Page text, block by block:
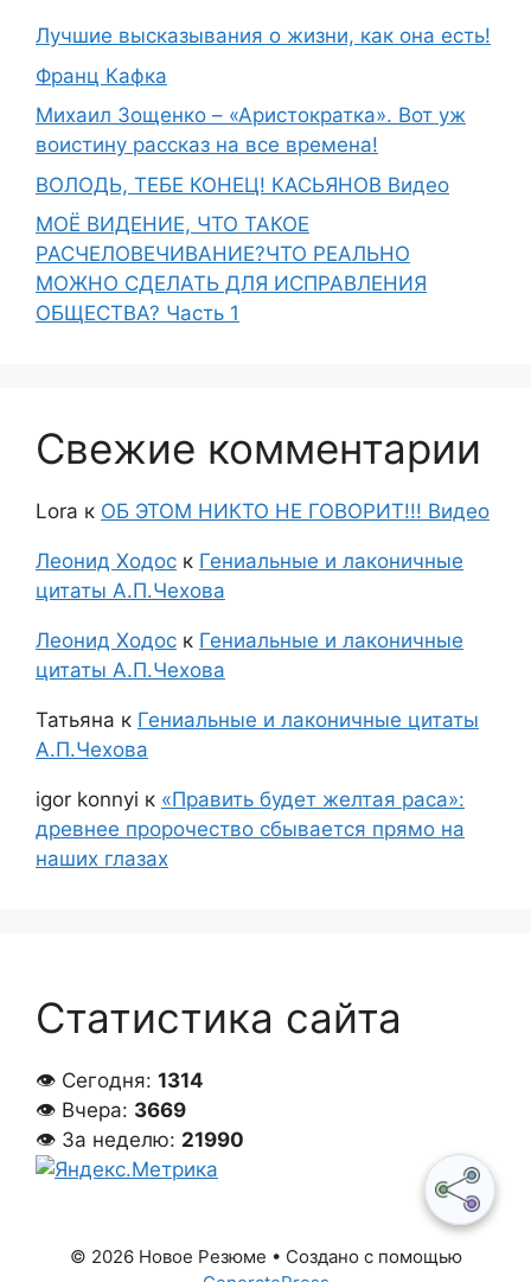
Лучшие высказывания о жизни, как она есть!
Франц Кафка
Михаил Зощенко – «Аристократка». Вот уж
воистину рассказ на все времена!
ВОЛОДЬ, ТЕБЕ КОНЕЦ! КАСЬЯНОВ Видео
МОЁ ВИДЕНИЕ, ЧТО ТАКОЕ
РАСЧЕЛОВЕЧИВАНИЕ?ЧТО РЕАЛЬНО
МОЖНО СДЕЛАТЬ ДЛЯ ИСПРАВЛЕНИЯ
ОБЩЕСТВА? Часть 1
Свежие комментарии
Lora к ОБ ЭТОМ НИКТО НЕ ГОВОРИТ!!! Видео
Леонид Ходос к Гениальные и лаконичные
цитаты А.П.Чехова
Леонид Ходос к Гениальные и лаконичные
цитаты А.П.Чехова
Татьяна к Гениальные и лаконичные цитаты
А.П.Чехова
igor konnyi к «Править будет желтая раса»:
древнее пророчество сбывается прямо на
наших глазах
Статистика сайта
👁 Сегодня: 1314
👁 Вчера: 3669
👁 За неделю: 21990
© 2026 Новое Резюме • Создано с помощью